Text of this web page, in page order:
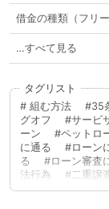
借金の種類（フリ
…すべて見る
タグリスト
組む方法
35
グオフ
サービ
ーン
ペットロ
に通る
ローン
る
ローン審査
法行為
二重譲
任意売却
低